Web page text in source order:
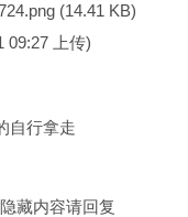
(14.41 KB)
09:27 上传)
自行拿走
藏内容请回复